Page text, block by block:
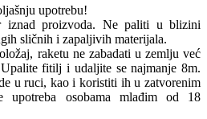
upotrebu!
iznad proizvoda. Ne paliti u blizini
sličnih i zapaljivih materijala.
raketu ne zabadati u zemlju već
fitilj i udaljite se najmanje 8m.
u ruci, kao i koristiti ih u zatvorenim
upotreba osobama mlađim od 18